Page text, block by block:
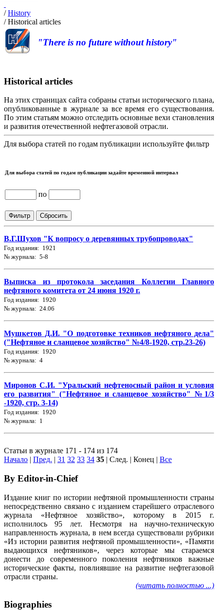
/History
/Historical articles
"There is no future without history"
Historical articles
На этих страницах сайта собраны статьи исторического плана,
опубликованные в журнале за все время его существования.
По этим статьям можно отследить основные вехи становления
и развития отечественной нефтегазовой отрасли.
Для выбора статей по годам публикации используйте фильтр
Для выбора статей по годам публикации задайте временной интервал
по
В.Г.Шухов "К вопросу о деревянных трубопроводах"
Год издания: 1921
№ журнала: 5-8
Выписка из протокола заседания Коллегии Главного
нефтяного комитета от 24 июня 1920 г.
Год издания: 1920
№ журнала: 24.06
Мушкетов Д.И. "О подготовке техников нефтяного дела"
("Нефтяное и сланцевое хозяйство" №4/8-1920, стр.23-26)
Год издания: 1920
№ журнала: 4
Миронов С.И. "Уральский нефтеносный район и условия
его развития" ("Нефтяное и сланцевое хозяйство" №1/3
-1920, стр. 3-14)
Год издания: 1920
№ журнала: 1
Статьи в журнале 171 - 174 из 174
Начало | Пред. | 31 32 33 34 35 | След. | Конец | Все
By Editor-in-Chief
Издание книг по истории нефтяной промышленности страны
непосредственно связано с изданием старейшего отраслевого
журнала «Нефтяное хозяйство», которому в 2015 г.
исполнилось 95 лет. Несмотря на научно-техническую
направленность журнала, в нем всегда существовали рубрики
«Из истории развития нефтяной промышленности», «Памяти
выдающихся нефтяников», через которые мы стараемся
донести до современного поколения нефтяников важные
исторические факты, повлиявшие на развитие нефтегазовой
отрасли страны.
(читать полностью ...)
Biographies